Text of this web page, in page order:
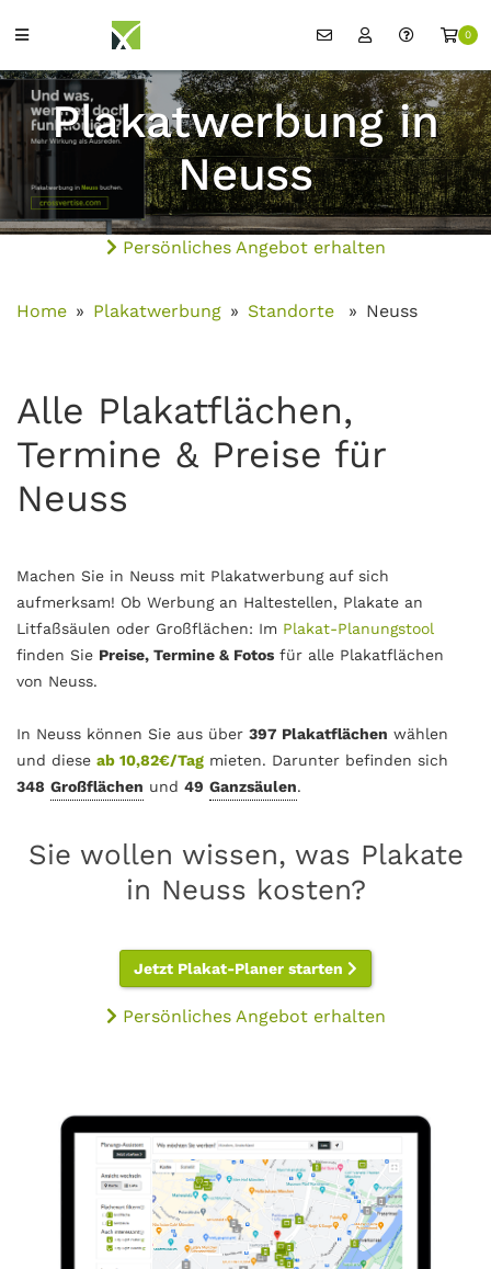
0
Plakatwerbung in
Neuss
Persönliches Angebot erhalten
Home Plakatwerbung Standorte Neuss
Alle Plakatflächen,
Termine & Preise für
Neuss
Machen Sie in Neuss mit Plakatwerbung auf sich
aufmerksam! Ob Werbung an Haltestellen, Plakate an
Litfaßsäulen oder Großflächen: Im Plakat-Planungstool
finden Sie Preise, Termine & Fotos für alle Plakatflächen
von Neuss.
In Neuss können Sie aus über 397 Plakatflächen wählen
und diese ab 10,82€/Tag mieten. Darunter befinden sich
348 Großflächen und 49 Ganzsäulen.
Sie wollen wissen, was Plakate
in Neuss kosten?
Jetzt Plakat-Planer starten
Persönliches Angebot erhalten